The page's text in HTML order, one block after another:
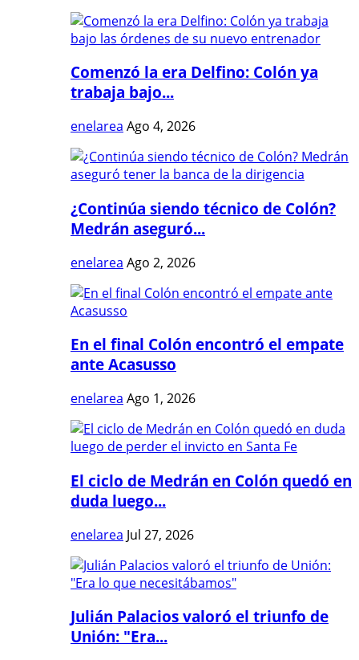
Comenzó la era Delfino: Colón ya
trabaja bajo...
enelarea Ago 4, 2026
¿Continúa siendo técnico de Colón?
Medrán aseguró...
enelarea Ago 2, 2026
En el final Colón encontró el empate
ante Acasusso
enelarea Ago 1, 2026
El ciclo de Medrán en Colón quedó en
duda luego...
enelarea Jul 27, 2026
Julián Palacios valoró el triunfo de
Unión: "Era...